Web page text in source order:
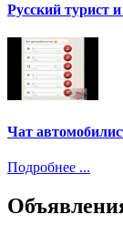
Русский турист
Чат
Подробнее ...